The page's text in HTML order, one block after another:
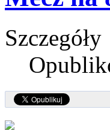
Szczegóły